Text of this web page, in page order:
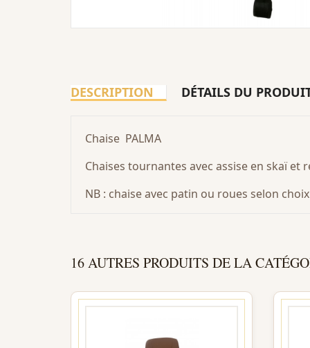
DESCRIPTION DÉTAILS DU
Chaise PALMA
Chaises tournantes avec assise en skaï et
NB : chaise avec patin ou roues selon
16 AUTRES PRODUITS DE LA